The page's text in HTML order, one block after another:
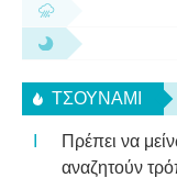
ΤΣΟΥΝΆΜΙ
Πρέπει να
αναζητούν